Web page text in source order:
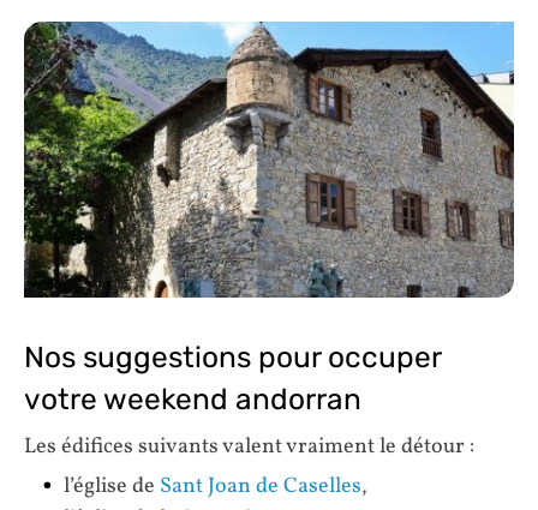
Nos suggestions pour occuper
votre weekend andorran
Les édifices suivants valent vraiment le détour :
l’église de Sant Joan de Caselles,